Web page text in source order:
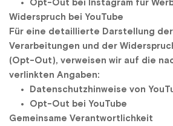
Opt-Out bei Instagram für
Widerspruch bei YouTube
Für eine detaillierte Darstellung
Verarbeitungen und der
(Opt-Out), verweisen wir auf die
verlinkten Angaben:
Datenschutzhinweise von
Opt-Out bei YouTube
Gemeinsame Verantwortlichkeit